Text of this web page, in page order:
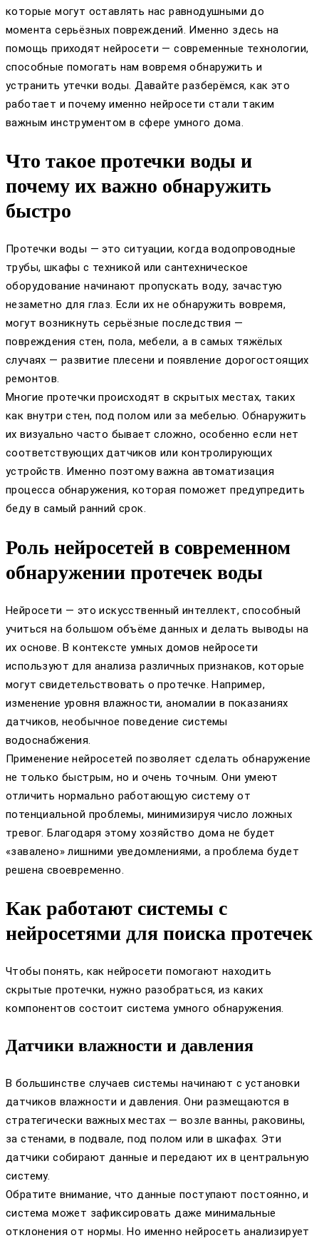
которые могут оставлять нас равнодушными до
момента серьёзных повреждений. Именно здесь на
помощь приходят нейросети — современные технологии,
способные помогать нам вовремя обнаружить и
устранить утечки воды. Давайте разберёмся, как это
работает и почему именно нейросети стали таким
важным инструментом в сфере умного дома.
Что такое протечки воды и
почему их важно обнаружить
быстро
Протечки воды — это ситуации, когда водопроводные
трубы, шкафы с техникой или сантехническое
оборудование начинают пропускать воду, зачастую
незаметно для глаз. Если их не обнаружить вовремя,
могут возникнуть серьёзные последствия —
повреждения стен, пола, мебели, а в самых тяжёлых
случаях — развитие плесени и появление дорогостоящих
ремонтов.
Многие протечки происходят в скрытых местах, таких
как внутри стен, под полом или за мебелью. Обнаружить
их визуально часто бывает сложно, особенно если нет
соответствующих датчиков или контролирующих
устройств. Именно поэтому важна автоматизация
процесса обнаружения, которая поможет предупредить
беду в самый ранний срок.
Роль нейросетей в современном
обнаружении протечек воды
Нейросети — это искусственный интеллект, способный
учиться на большом объёме данных и делать выводы на
их основе. В контексте умных домов нейросети
используют для анализа различных признаков, которые
могут свидетельствовать о протечке. Например,
изменение уровня влажности, аномалии в показаниях
датчиков, необычное поведение системы
водоснабжения.
Применение нейросетей позволяет сделать обнаружение
не только быстрым, но и очень точным. Они умеют
отличить нормально работающую систему от
потенциальной проблемы, минимизируя число ложных
тревог. Благодаря этому хозяйство дома не будет
«завалено» лишними уведомлениями, а проблема будет
решена своевременно.
Как работают системы с
нейросетями для поиска протечек
Чтобы понять, как нейросети помогают находить
скрытые протечки, нужно разобраться, из каких
компонентов состоит система умного обнаружения.
Датчики влажности и давления
В большинстве случаев системы начинают с установки
датчиков влажности и давления. Они размещаются в
стратегически важных местах — возле ванны, раковины,
за стенами, в подвале, под полом или в шкафах. Эти
датчики собирают данные и передают их в центральную
систему.
Обратите внимание, что данные поступают постоянно, и
система может зафиксировать даже минимальные
отклонения от нормы. Но именно нейросеть анализирует